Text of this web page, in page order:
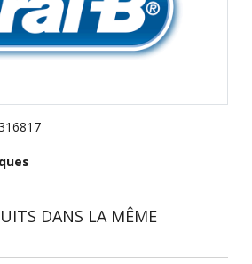
DANS LA MÊME